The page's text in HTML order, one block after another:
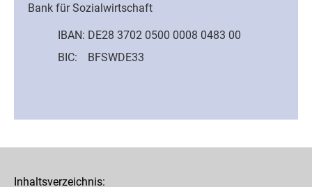
Bank für Sozialwirtschaft
IBAN: DE28 3702 0500 0008 0483 00
BIC:
BFSWDE33
Inhaltsverzeichnis: